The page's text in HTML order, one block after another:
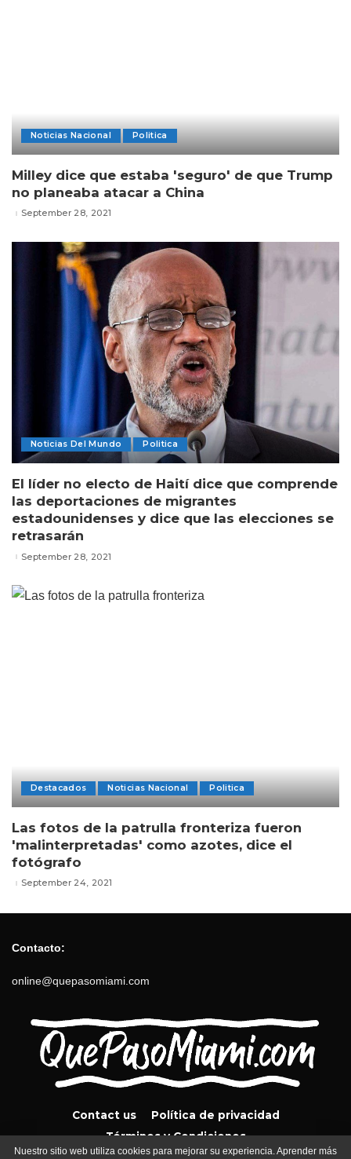
Noticias Nacional Politica
Milley dice que estaba 'seguro' de que Trump
no planeaba atacar a China
September 28, 2021
Noticias Del Mundo Politica
El líder no electo de Haití dice que comprende
las deportaciones de migrantes
estadounidenses y dice que las elecciones se
retrasarán
September 28, 2021
Destacados Noticias Nacional Politica
Las fotos de la patrulla fronteriza fueron
'malinterpretadas' como azotes, dice el
fotógrafo
September 24, 2021
Contacto:
online@quepasomiami.com
Contact us
Política de privacidad
Términos y Condiciones
Nuestro sitio web utiliza cookies para mejorar su experiencia. Aprender más